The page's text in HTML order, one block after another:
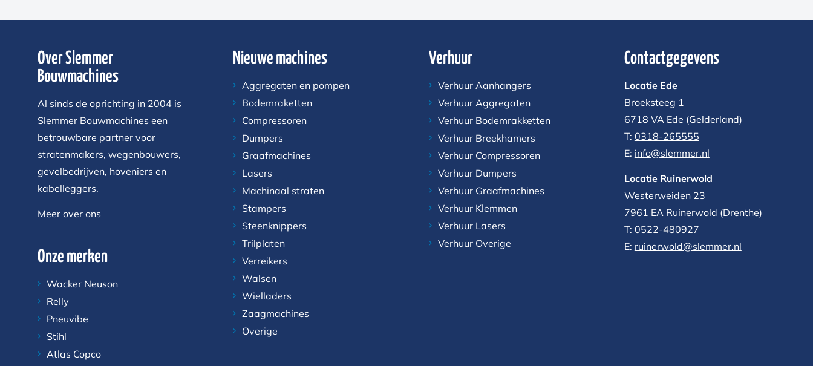
Over Slemmer
Bouwmachines
Al sinds de oprichting in 2004 is
Slemmer Bouwmachines een
betrouwbare partner voor
stratenmakers, wegenbouwers,
gevelbedrijven, hoveniers en
kabelleggers.
Meer over ons
Onze merken
Wacker Neuson
Relly
Pneuvibe
Stihl
Atlas Copco
Nieuwe machines
Aggregaten en pompen
Bodemraketten
Compressoren
Dumpers
Graafmachines
Lasers
Machinaal straten
Stampers
Steenknippers
Trilplaten
Verreikers
Walsen
Wielladers
Zaagmachines
Overige
Verhuur
Verhuur Aanhangers
Verhuur Aggregaten
Verhuur Bodemrakketten
Verhuur Breekhamers
Verhuur Compressoren
Verhuur Dumpers
Verhuur Graafmachines
Verhuur Klemmen
Verhuur Lasers
Verhuur Overige
Contactgegevens
Locatie Ede
Broeksteeg 1
6718 VA Ede (Gelderland)
T: 0318-265555
E: info@slemmer.nl
Locatie Ruinerwold
Westerweiden 23
7961 EA Ruinerwold (Drenthe)
T: 0522-480927‬
E: ruinerwold@slemmer.nl